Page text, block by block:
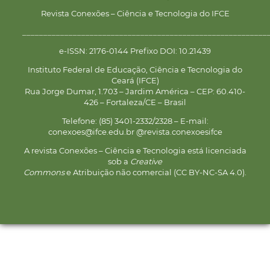
Revista Conexões – Ciência e Tecnologia do IFCE
e-ISSN: 2176-0144 Prefixo DOI: 10.21439
Instituto Federal de Educação, Ciência e Tecnologia do
Ceará (IFCE)
Rua Jorge Dumar, 1.703 – Jardim América – CEP: 60.410-
426 – Fortaleza/CE – Brasil
Telefone: (85) 3401-2332/2328 – E-mail:
conexoes@ifce.edu.br @revista.conexoesifce
A revista Conexões – Ciência e Tecnologia está licenciada
sob a Creative
Commonse Atribuição não comercial (CC BY-NC-SA 4.0).